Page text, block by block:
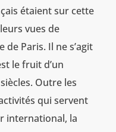
étaient sur cette
vues de
Paris. Il ne s’agit
le fruit d’un
Outre les
qui servent
international, la